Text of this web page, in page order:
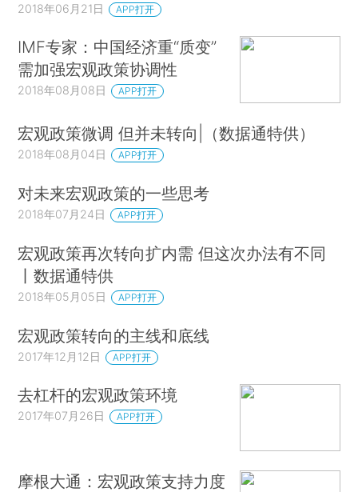
2018年06月21日 APP打开
IMF专家：中国经济重“质变”
需加强宏观政策协调性
2018年08月08日 APP打开
宏观政策微调 但并未转向|（数据通特供）
2018年08月04日 APP打开
对未来宏观政策的一些思考
2018年07月24日 APP打开
宏观政策再次转向扩内需 但这次办法有不同
丨数据通特供
2018年05月05日 APP打开
宏观政策转向的主线和底线
2017年12月12日 APP打开
去杠杆的宏观政策环境
2017年07月26日 APP打开
摩根大通：宏观政策支持力度